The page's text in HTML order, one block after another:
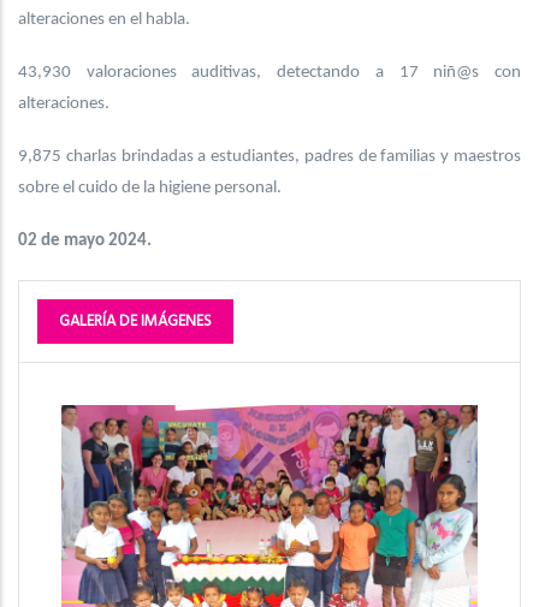
alteraciones en el habla.
43,930 valoraciones auditivas, detectando a 17 niñ@s con
alteraciones.
9,875 charlas brindadas a estudiantes, padres de familias y maestros
sobre el cuido de la higiene personal.
02 de mayo 2024.
GALERÍA DE IMÁGENES